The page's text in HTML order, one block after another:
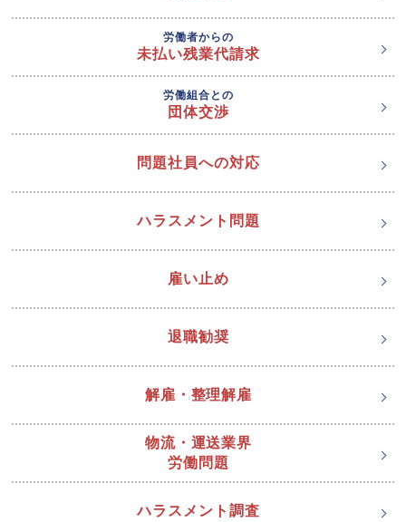
労働者からの
未払い残業代請求
労働組合との
団体交渉
問題社員への対応
ハラスメント問題
雇い止め
退職勧奨
解雇・整理解雇
物流・運送業界
労働問題
ハラスメント調査